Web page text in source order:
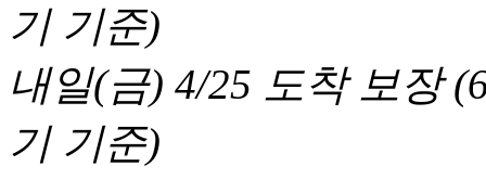
기 기준)
내일(금) 4/25 도착 보장(
기 기준)